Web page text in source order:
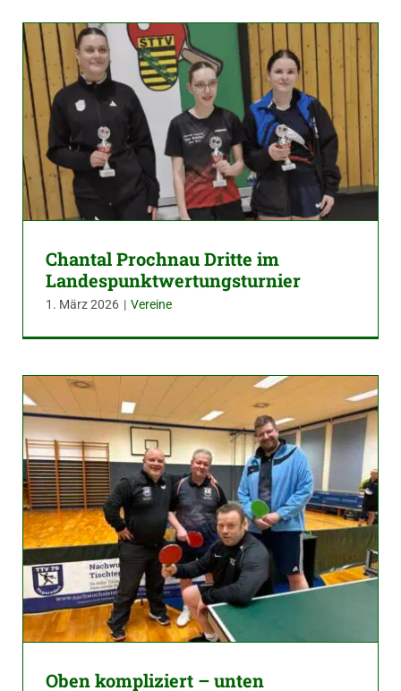
Chantal Prochnau Dritte im
Landespunktwertungsturnier
1. März 2026 | Vereine
Oben kompliziert – unten